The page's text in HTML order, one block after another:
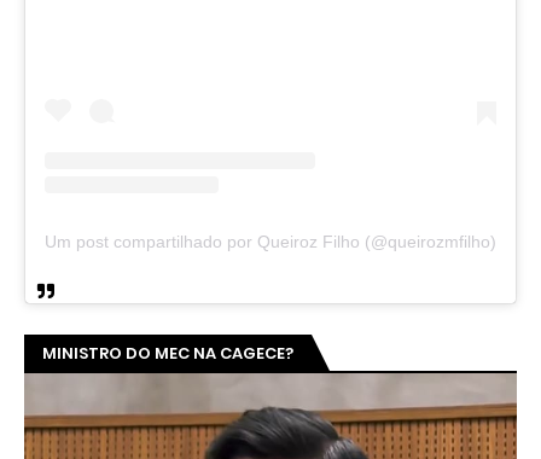
Um post compartilhado por Queiroz Filho (@queirozmfilho)
MINISTRO DO MEC NA CAGECE?